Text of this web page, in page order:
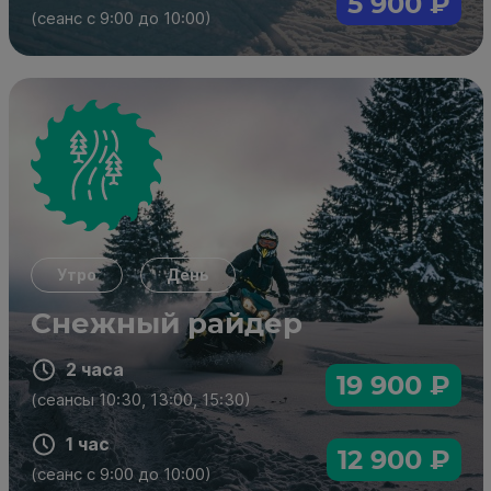
(сеанс с 9:00 до 10:00)Забронировать
Утро День
Снежный райдер
2 часа
(сеансы 10:30, 13:00, 15:30) 19 900 ₽
1 час
(сеанс с 9:00 до 10:00) 12 900 ₽
одноместный
Yamaha Sidewinder 2020 г.в.
двухместный
OSM SM100 2024 г.в.
19 900 ₽ / 12 900 ₽
2 часа
1 час
(сеансы 10:30, 13:00, 15:30)
(сеанс с 9:00 до 10:00)
Купить в подарок
Забронировать